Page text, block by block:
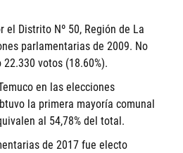
el Distrito Nº 50, Región de La
parlamentarias de 2009. No
votos (18.60%).
en las elecciones
la primera mayoría comunal
al 54,78% del total.
de 2017 fue electo